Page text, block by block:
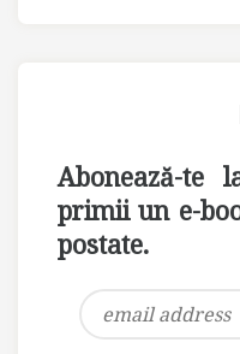
Abonează-te
primii un e-
postate.